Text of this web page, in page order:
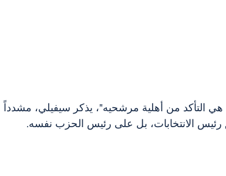
التأكد من أهلية مرشحيه"، يذكر سيفيلي،
رئيس الانتخابات، بل على رئيس الحزب نفسه.